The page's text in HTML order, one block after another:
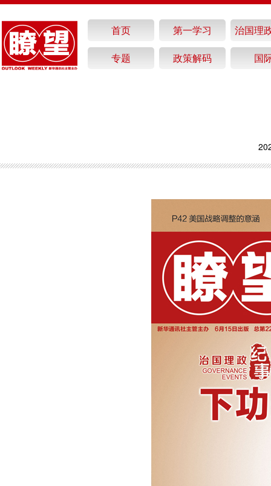
首页 第一学习
治国理
专题
政策解码 国